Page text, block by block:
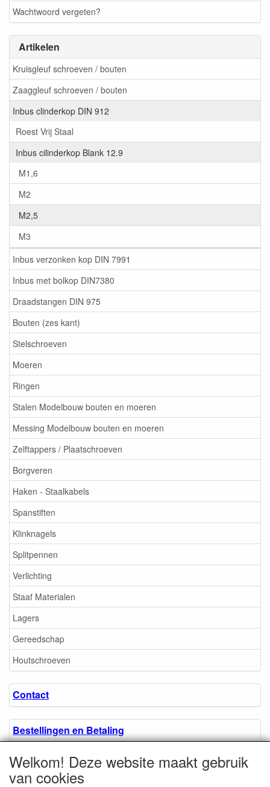
Wachtwoord vergeten?
Artikelen
Kruisgleuf schroeven / bouten
Zaaggleuf schroeven / bouten
Inbus clinderkop DIN 912
Roest Vrij Staal
Inbus cilinderkop Blank 12.9
M1,6
M2
M2,5
M3
Inbus verzonken kop DIN 7991
Inbus met bolkop DIN7380
Draadstangen DIN 975
Bouten (zes kant)
Stelschroeven
Moeren
Ringen
Stalen Modelbouw bouten en moeren
Messing Modelbouw bouten en moeren
Zelftappers / Plaatschroeven
Borgveren
Haken - Staalkabels
Spanstiften
Klinknagels
Splitpennen
Verlichting
Staaf Materialen
Lagers
Gereedschap
Houtschroeven
Contact
Bestellingen en Betaling
Algemene voorwaarden
Welkom! Deze website maakt gebruik
van cookies